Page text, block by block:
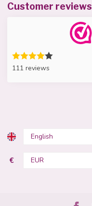
Customer reviews
111 reviews
€